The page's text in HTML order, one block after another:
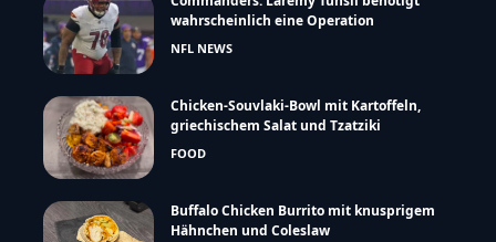
wahrscheinlich eine Operation
NFL NEWS
Chicken-Souvlaki-Bowl mit Kartoffeln,
griechischem Salat und Tzatziki
FOOD
Buffalo Chicken Burrito mit knusprigem
Hähnchen und Coleslaw